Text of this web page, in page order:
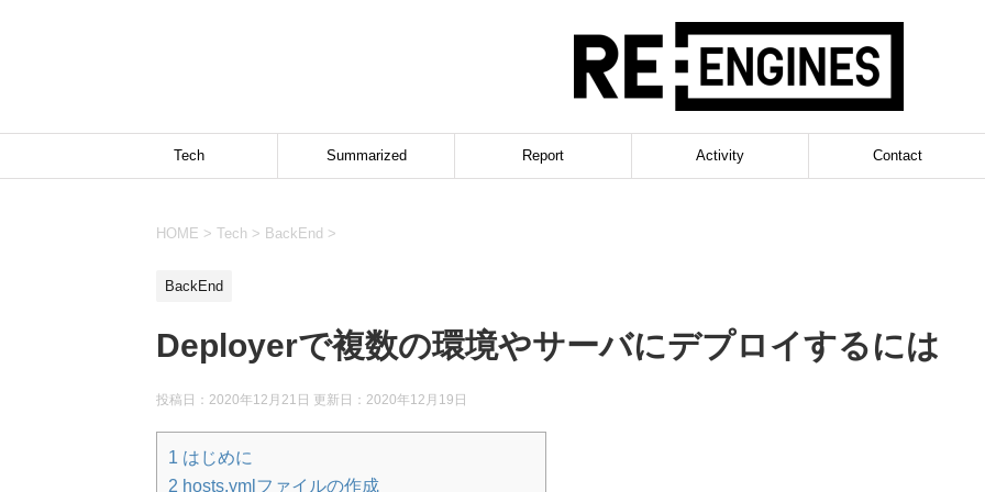
Tech Summarized Report Activity Contact
HOME > Tech > BackEnd >
BackEnd
Deployerで複数の環境やサーバにデプロイするには
投稿日：2020年12月21日 更新日： 2020年12月19日
1 はじめに
2 hosts.ymlファイルの作成